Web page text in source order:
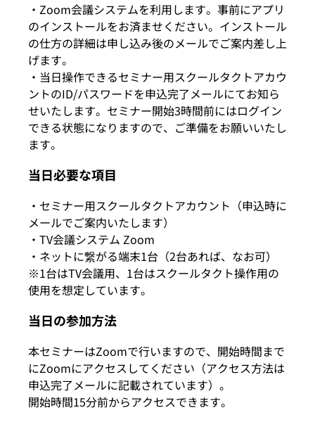
・Zoom会議システムを利用します。事前にアプリ
のインストールをお済ませください。インストール
の仕方の詳細は申し込み後のメールでご案内差し上
げます。
・当日操作できるセミナー用スクールタクトアカウ
ントのID/パスワードを申込完了メールにてお知ら
せいたします。セミナー開始3時間前にはログイン
できる状態になりますので、ご準備をお願いいたし
ます。
当日必要な項目
・セミナー用スクールタクトアカウント（申込時に
メールでご案内いたします）
・TV会議システム Zoom
・ネットに繋がる端末1台（2台あれば、なお可）
※1台はTV会議用、1台はスクールタクト操作用の
使用を想定しています。
当日の参加方法
本セミナーはZoomで行いますので、開始時間まで
にZoomにアクセスしてください（アクセス方法は
申込完了メールに記載されています）。
開始時間15分前からアクセスできます。